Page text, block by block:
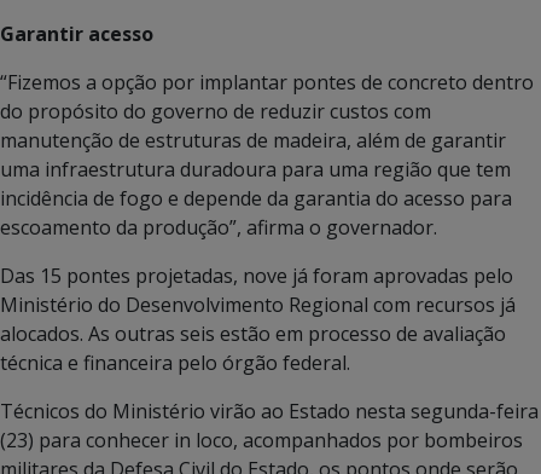
Garantir acesso
“Fizemos a opção por implantar pontes de concreto dentro
do propósito do governo de reduzir custos com
manutenção de estruturas de madeira, além de garantir
uma infraestrutura duradoura para uma região que tem
incidência de fogo e depende da garantia do acesso para
escoamento da produção”, afirma o governador.
Das 15 pontes projetadas, nove já foram aprovadas pelo
Ministério do Desenvolvimento Regional com recursos já
alocados. As outras seis estão em processo de avaliação
técnica e financeira pelo órgão federal.
Técnicos do Ministério virão ao Estado nesta segunda-feira
(23) para conhecer in loco, acompanhados por bombeiros